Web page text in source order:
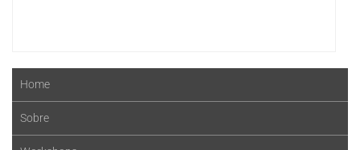
Home
Sobre